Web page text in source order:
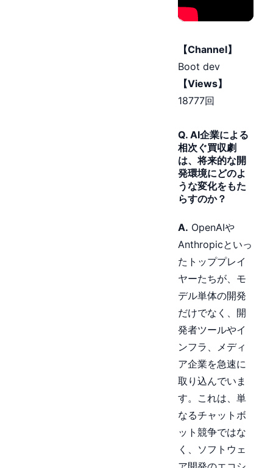
【Channel】
Boot dev
【Views】
18777回
Q. AI企業による
相次ぐ買収劇
は、将来的な開
発環境にどのよ
うな変化をもた
らすのか？
A. OpenAIや
Anthropicといっ
たトッププレイ
ヤーたちが、モ
デル単体の開発
だけでなく、開
発者ツールやイ
ンフラ、メディ
ア企業を急速に
取り込んでいま
す。これは、単
なるチャットボ
ット競争ではな
く、ソフトウェ